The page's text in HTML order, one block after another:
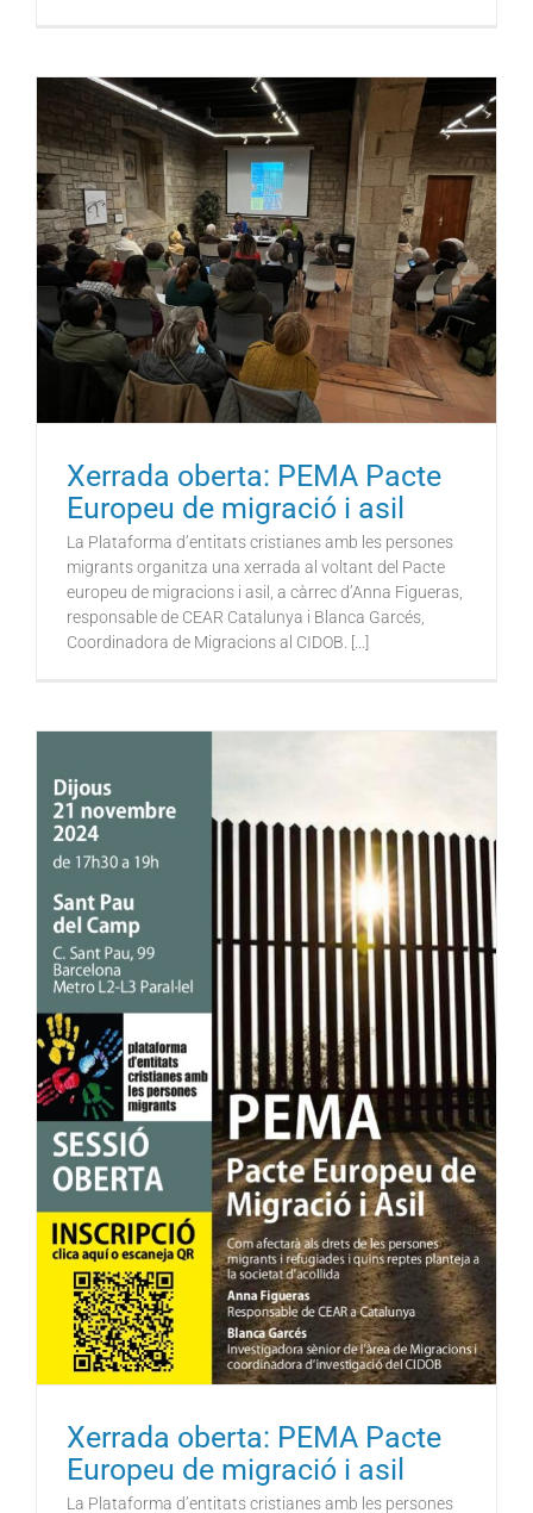
Xerrada oberta: PEMA Pacte
Europeu de migració i asil
La Plataforma d’entitats cristianes amb les persones
migrants organitza una xerrada al voltant del Pacte
europeu de migracions i asil, a càrrec d’Anna Figueras,
responsable de CEAR Catalunya i Blanca Garcés,
Coordinadora de Migracions al CIDOB. [...]
Xerrada oberta: PEMA Pacte
Europeu de migració i asil
La Plataforma d’entitats cristianes amb les persones